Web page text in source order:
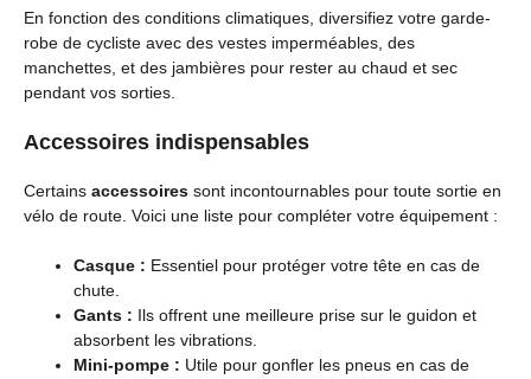
En fonction des conditions climatiques, diversifiez votre garde-
robe de cycliste avec des vestes imperméables, des
manchettes, et des jambières pour rester au chaud et sec
pendant vos sorties.
Accessoires indispensables
Certains accessoires sont incontournables pour toute sortie en
vélo de route. Voici une liste pour compléter votre équipement :
Casque : Essentiel pour protéger votre tête en cas de
chute.
Gants : Ils offrent une meilleure prise sur le guidon et
absorbent les vibrations.
Mini-pompe : Utile pour gonfler les pneus en cas de